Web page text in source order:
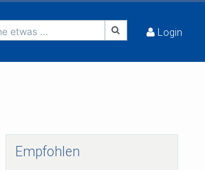
etwas ... Login
Empfohlen